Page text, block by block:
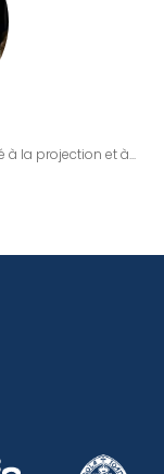
à la projection et à...